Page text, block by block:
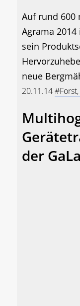
Auf rund 600
Agrama 2014
sein
neue
20.11.14
der